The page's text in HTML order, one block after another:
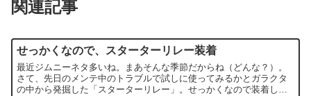
関連記事
せっかくなので、スターターリレー装着
最近ジムニーネタ多いね。まあそんな季節だからね（どんな？）。
さて、先日のメンテ中のトラブルで試しに使ってみるかとガラクタ
の中から発掘した「スターターリレー」。せっかくなので装着して